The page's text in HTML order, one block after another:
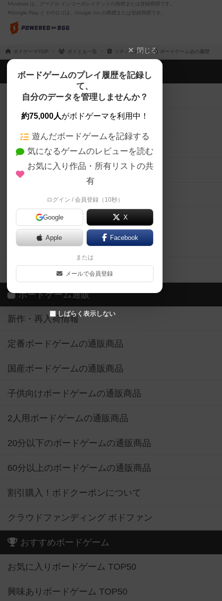
※Android は、グーグル インコーポレイテッドの商標または登録商標です。
※Google Play とそのロゴは、Google Inc.の商標または登録商標です。
ボドゲーマTOP ボドとも一覧 ツチノコ360 ボードゲーム会の履歴
閉じる
ボードゲームのプレイ履歴を記録し
て、
自分のデータを管理しませんか？
約75,000人がボドゲーマを利用中！
遊んだボードゲームを記録する
気になるゲームのレビューを読む
お気に入り作品・所有リストの共
有
ログイン / 会員登録（10秒）
Google X
Apple Facebook
または
メールで会員登録
しばらく表示しない
ボドゲーマTOP
ボードゲームを検索する
ボードゲームの新着レビュー
ボードゲーム会情報
メカニクス特集
掲示板・トピックス
ボドとも・会員一覧
ボードゲーム業界コラム
ボドゲーマご利用案内
ボードゲーム通販
新作・再入荷情報
定番ボードゲームの通販商品
国産ボードゲームの通販商品
子供向けボードゲームの通販商品
2人用ボードゲームの通販商品
20分以下のボードゲームの通販商品
60分以上のボードゲームの通販商品
割引購入！ボドクーポンについて
クラウドファンディング ボドファン
おすすめボードゲーム
お気に入りボードゲーム TOP50
興味ありボードゲーム TOP50